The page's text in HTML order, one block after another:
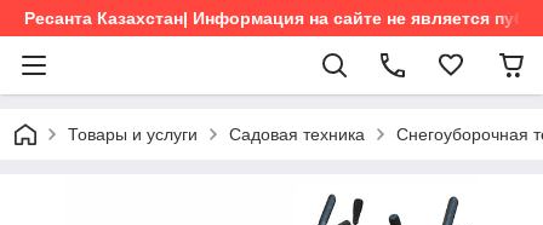
Ресанта Казахстан| Информация на сайте не является
Товары и услуги Садовая техника Снегоуборочная